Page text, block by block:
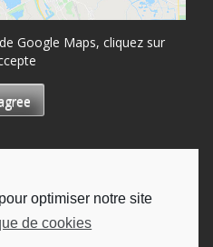
optimiser notre site
de cookies
Google Maps, cliquez sur
Bretonneau